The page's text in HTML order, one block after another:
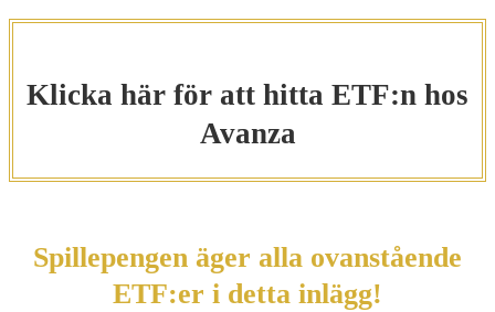
Klicka här för att hitta ETF:n hos
Avanza
Spillepengen äger alla ovanstående
ETF:er i detta inlägg!